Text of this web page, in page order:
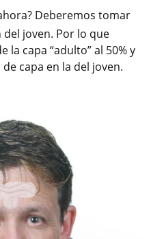
Deberemos tomar
joven. Por lo que
la capa “adulto” al 50% y
capa en la del joven.